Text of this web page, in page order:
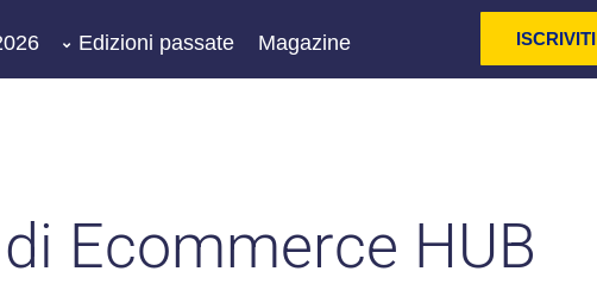
ISCRIVITI
Edizioni passate Magazine
Ecommerce HUB